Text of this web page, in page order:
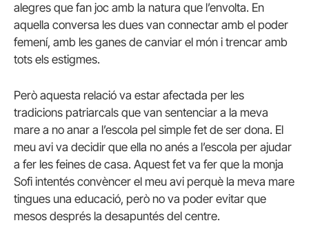
alegres que fan joc amb la natura que l’envolta. En
aquella conversa les dues van connectar amb el poder
femení, amb les ganes de canviar el món i trencar amb
tots els estigmes.
Però aquesta relació va estar afectada per les
tradicions patriarcals que van sentenciar a la meva
mare a no anar a l’escola pel simple fet de ser dona. El
meu avi va decidir que ella no anés a l’escola per ajudar
a fer les feines de casa. Aquest fet va fer que la monja
Sofi intentés convèncer el meu avi perquè la meva mare
tingues una educació, però no va poder evitar que
mesos després la desapuntés del centre.